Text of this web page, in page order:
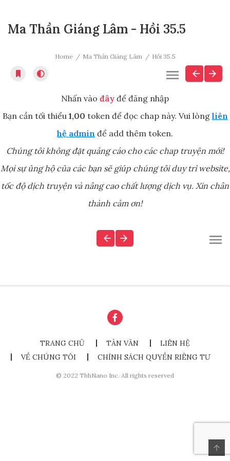
Ma Thần Giáng Lâm - Hồi 35.5
Home Ma Thần Giáng Lâm Hồi 35.5
Nhấn vào đây để đăng nhập
Bạn cần tối thiểu 1,00 token để đọc chap này. Vui lòng liên
hệ admin để add thêm token.
Chúng tôi không đặt quảng cáo cho các chap truyện mới!
Mọi sự ủng hộ của các bạn sẽ giúp chúng tôi duy trì website,
tốc độ dịch truyện và nâng cao chất lượng dịch vụ. Xin chân
thành cảm ơn!
TRANG CHỦ TẢN VĂN
LIÊN HỆ
VỀ CHÚNG TÔI
CHÍNH SÁCH QUYỀN RIÊNG TƯ
© 2022 TbhNano Inc. All rights reserved